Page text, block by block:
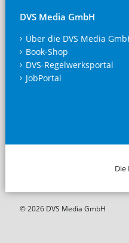
DVS Media GmbH
Über die DVS Media
Book-Shop
DVS-Regelwerksportal
JobPortal
Die
© 2026 DVS Media GmbH